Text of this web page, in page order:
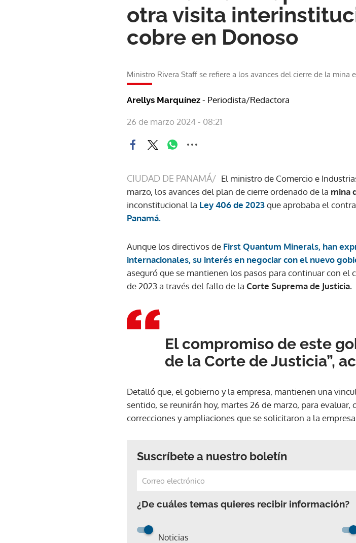
otra visita
cobre en Donoso
Ministro Rivera Staff se refiere a los avances del cierre de la mina
Arellys Marquínez - Periodista/Redactora
26 de marzo 2024 - 08:21
CIUDAD DE PANAMÁ/ El ministro de Comercio e
marzo, los avances del plan de cierre ordenado de la mina
inconstitucional la Ley 406 de 2023que aprobaba el
Panamá.
Aunque los directivos de First Quantum Minerals, han
internacionales, su interés en negociar con el nuevo
aseguró que se mantienen los pasos para continuar con
de 2023 a través del fallo de la Corte Suprema de Justicia.
El compromiso de este
de la Corte de Justicia”,
Detalló que, el gobierno y la empresa, mantienen una
sentido, se reunirán hoy, martes 26 de marzo, para
correcciones y ampliaciones que se solicitaron a la empresa
Suscríbete a nuestro boletín
¿De cuáles temas quieres recibir información?
Noticias